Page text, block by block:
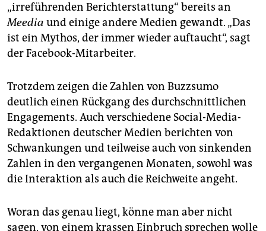
„irreführenden Berichterstattung“ bereits an
Meedia und einige andere Medien gewandt. „Das
ist ein Mythos, der immer wieder auftaucht“, sagt
der Facebook-Mitarbeiter.
Trotzdem zeigen die Zahlen von Buzzsumo
deutlich einen Rückgang des durchschnittlichen
Engagements. Auch verschiedene Social-Media-
Redaktionen deutscher Medien berichten von
Schwankungen und teilweise auch von sinkenden
Zahlen in den vergangenen Monaten, sowohl was
die Interaktion als auch die Reichweite angeht.
Woran das genau liegt, könne man aber nicht
sagen, von einem krassen Einbruch sprechen wolle